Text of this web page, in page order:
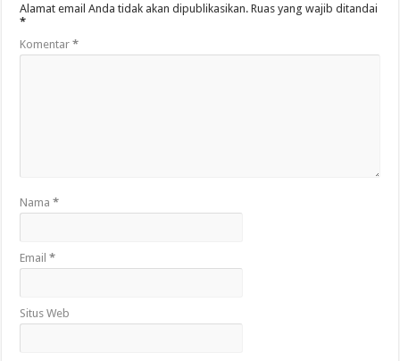
Alamat email Anda tidak akan dipublikasikan. Ruas yang wajib ditandai
*
Komentar*
Nama*
Email*
Situs Web